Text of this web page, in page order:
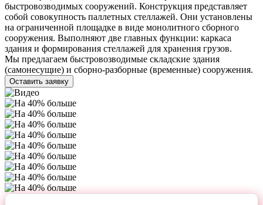
быстровозводимых сооружений. Конструкция представляет
собой совокупность паллетных стеллажей. Они установлены
на ограниченной площадке в виде монолитного сборного
сооружения. Выполняют две главных функции: каркаса
здания и формирования стеллажей для хранения грузов.
Мы предлагаем быстровозводимые складские здания
(самонесущие) и сборно-разборные (временные) сооружения.
Оставить заявку